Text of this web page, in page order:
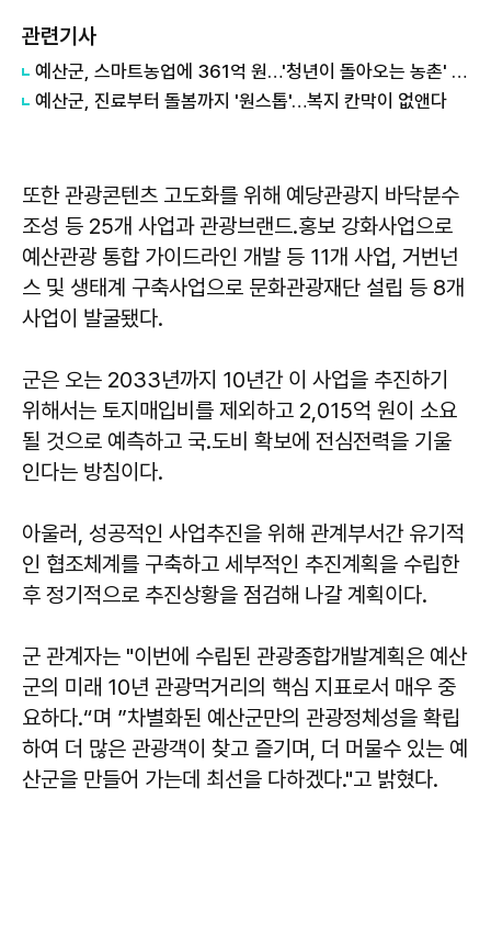
관련기사
예산군, 스마트농업에 361억 원…'청년이 돌아오는 농촌' 만든다
예산군, 진료부터 돌봄까지 '원스톱'…복지 칸막이 없앤다
또한 관광콘텐츠 고도화를 위해 예당관광지 바닥분수
조성 등 25개 사업과 관광브랜드․홍보 강화사업으로
예산관광 통합 가이드라인 개발 등 11개 사업, 거번넌
스 및 생태계 구축사업으로 문화관광재단 설립 등 8개
사업이 발굴됐다.
군은 오는 2033년까지 10년간 이 사업을 추진하기
위해서는 토지매입비를 제외하고 2,015억 원이 소요
될 것으로 예측하고 국․도비 확보에 전심전력을 기울
인다는 방침이다.
아울러, 성공적인 사업추진을 위해 관계부서간 유기적
인 협조체계를 구축하고 세부적인 추진계획을 수립한
후 정기적으로 추진상황을 점검해 나갈 계획이다.
군 관계자는 "이번에 수립된 관광종합개발계획은 예산
군의 미래 10년 관광먹거리의 핵심 지표로서 매우 중
요하다.“며 ”차별화된 예산군만의 관광정체성을 확립
하여 더 많은 관광객이 찾고 즐기며, 더 머물수 있는 예
산군을 만들어 가는데 최선을 다하겠다."고 밝혔다.